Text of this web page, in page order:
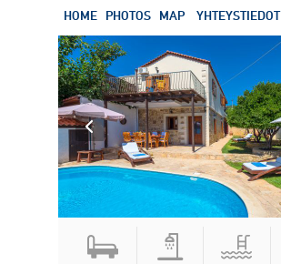
HOME PHOTOS MAP YHTEYSTIEDOT